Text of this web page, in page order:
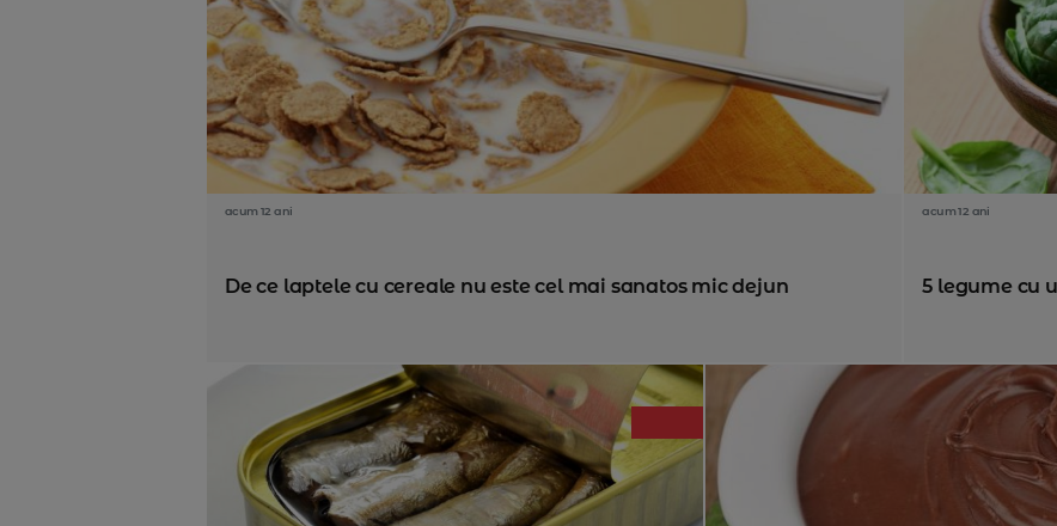
acum 12 ani
De ce laptele cu cereale nu este cel mai sanatos mic dejun
acum 12 ani
5 legume cu